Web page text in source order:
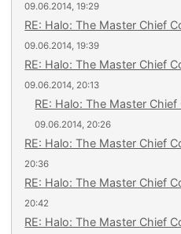
09.06.2014, 19:29
RE: Halo: The Master Chief
09.06.2014, 19:39
RE: Halo: The Master Chief
09.06.2014, 20:13
RE: Halo: The Master
09.06.2014, 20:26
RE: Halo: The Master Chief
20:36
RE: Halo: The Master Chief
20:42
RE: Halo: The Master Chief